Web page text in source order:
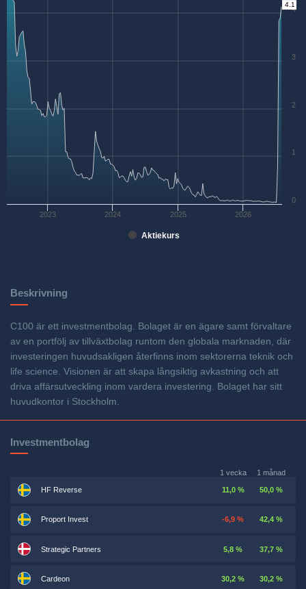
Aktiekurs
2023 2024 2025 2026
0
1
2
3
4
4.1
Beskrivning
C100 är ett investmentbolag. Bolaget är en ägare samt förvaltare
av en portfölj av tillväxtbolag runtom den globala marknaden, där
investeringen huvudsakligen återfinns inom sektorerna teknik och
life science. Visionen är att skapa långsiktig avkastning och att
driva affärsutveckling inom vardera investering. Bolaget har sitt
huvudkontor i Stockholm.
Investmentbolag
1 vecka 1 månad
HF Reverse 11,0 % 50,0 %
Proport Invest -6,9 % 42,4 %
Strategic Partners 5,8 % 37,7 %
Cardeon 30,2 % 30,2 %